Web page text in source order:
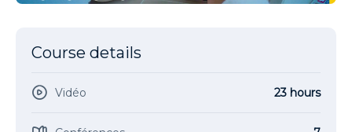
Course details
Vidéo 23 hours